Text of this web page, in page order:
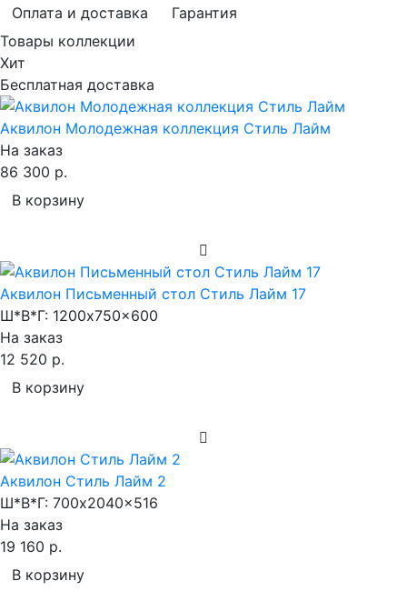
Оплата и доставка
Гарантия
Товары коллекции
Хит
Бесплатная доставка
Аквилон Молодежная коллекция Стиль Лайм
На заказ
86 300 р.
В корзину
Аквилон Письменный стол Стиль Лайм 17
Ш*В*Г: 1200x750x600
На заказ
12 520 р.
В корзину
Аквилон Стиль Лайм 2
Ш*В*Г: 700x2040x516
На заказ
19 160 р.
В корзину